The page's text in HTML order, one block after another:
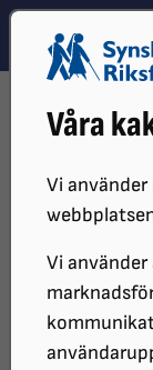
Våra
Vi
Vi
Hoppa till
Hoppa till
DISTRIKT